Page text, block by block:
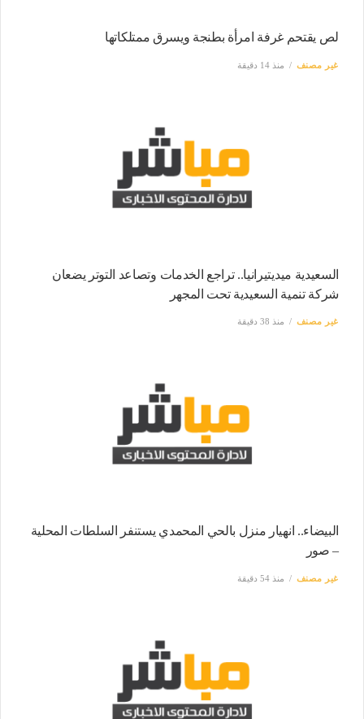
لص يقتحم غرفة امرأة بطنجة ويسرق ممتلكاتها
غير مصنف منذ 14 دقيقة
السعيدية ميديتيرانيا.. تراجع الخدمات وتصاعد التوتر يضعان
شركة تنمية السعيدية تحت المجهر
غير مصنف منذ 38 دقيقة
البيضاء.. انهيار منزل بالحي المحمدي يستنفر السلطات المحلية
– صور
غير مصنف منذ 54 دقيقة